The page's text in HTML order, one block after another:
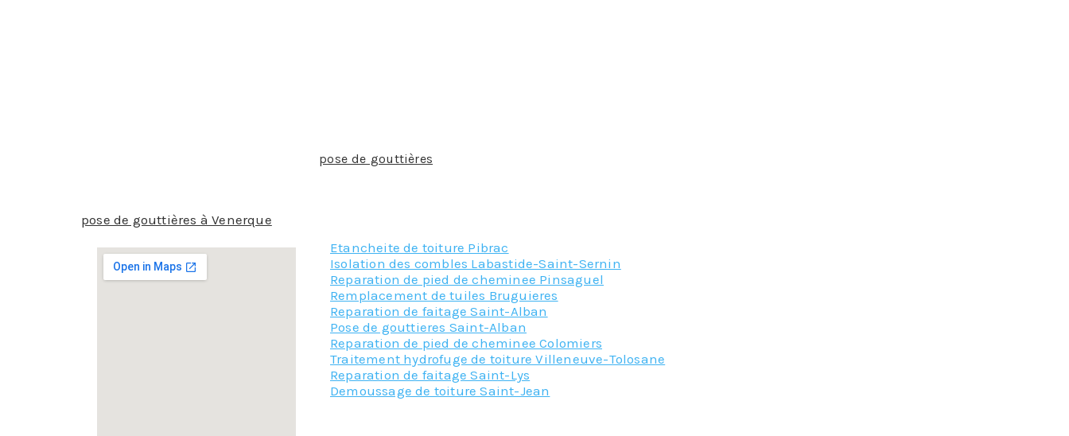
pose de gouttières
pose de gouttières à Venerque
Etancheite de toiture Pibrac
Isolation des combles Labastide-Saint-Sernin
Reparation de pied de cheminee Pinsaguel
Remplacement de tuiles Bruguieres
Reparation de faitage Saint-Alban
Pose de gouttieres Saint-Alban
Reparation de pied de cheminee Colomiers
Traitement hydrofuge de toiture Villeneuve-Tolosane
Reparation de faitage Saint-Lys
Demoussage de toiture Saint-Jean